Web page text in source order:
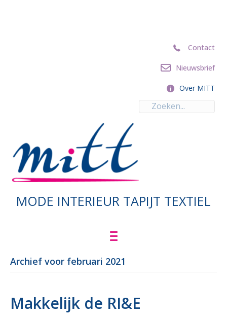
ContactContact
Nieuwsbrief
Nieuwsbrief
Over MITT
Over MITT
MODE INTERIEUR TAPIJT TEXTIEL
Archief voor februari 2021
Makkelijk de RI&E